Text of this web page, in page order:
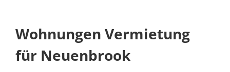
Wohnungen Vermietung
für Neuenbrook